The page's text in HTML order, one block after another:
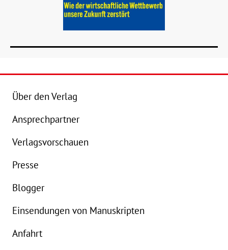
Über den Verlag
Ansprechpartner
Verlagsvorschauen
Presse
Blogger
Einsendungen von Manuskripten
Anfahrt